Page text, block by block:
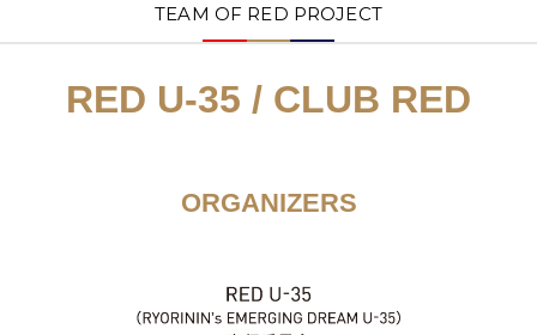
TEAM OF RED PROJECT
RED U-35 / CLUB RED
ORGANIZERS